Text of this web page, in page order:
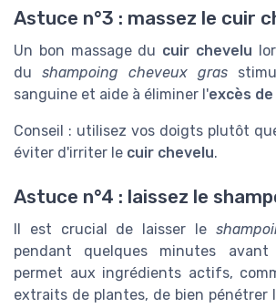
Astuce n°3 : massez le cuir
Un bon massage du cuir chevelu
du shampoing cheveux gras
sanguine et aide à éliminer l'excès
Conseil : utilisez vos doigts plutôt
éviter d'irriter le cuir chevelu.
Astuce n°4 : laissez le
Il est crucial de laisser le
pendant quelques minutes
permet aux ingrédients actifs,
extraits de plantes, de bien pénétrer